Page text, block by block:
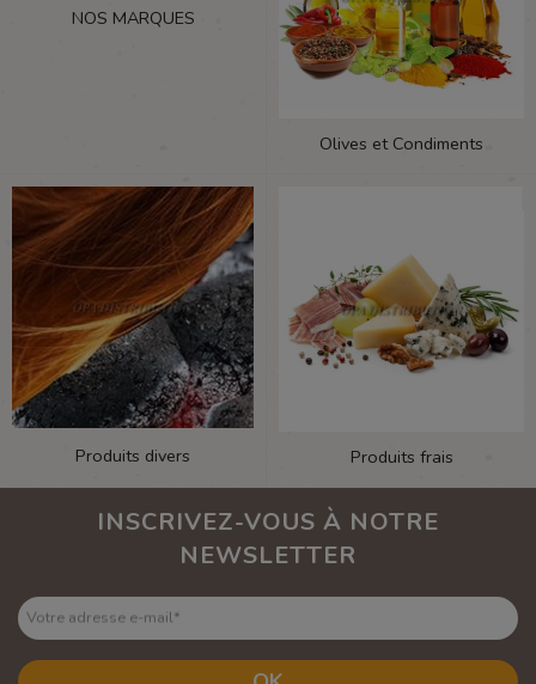
NOS MARQUES
Olives et Condiments
Produits divers Produits frais
INSCRIVEZ-VOUS À NOTRE
NEWSLETTER
Votre adresse e-mail*